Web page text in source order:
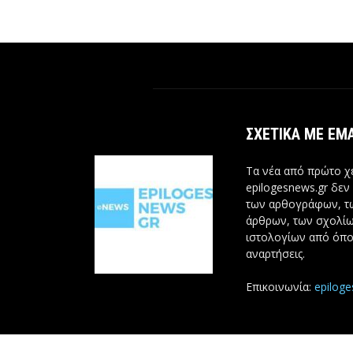
ΣΧΕΤΙΚΆ ΜΕ
Τα νέα από πρώτο
epilogesnews.gr δεν
των αρθογράφων,
άρθρων, των
ιστολογίων από
αναρτήσεις.
Επικοινωνία: